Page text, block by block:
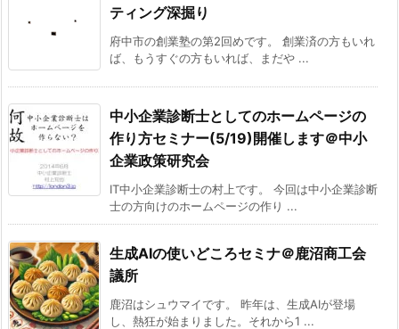
ティング深掘り
府中市の創業塾の第2回めです。 創業済の方もいれ
ば、もうすぐの方もいれば、まだや ...
中小企業診断士としてのホームページの
作り方セミナー(5/19)開催します＠中小
企業政策研究会
IT中小企業診断士の村上です。 今回は中小企業診断
士の方向けのホームページの作り ...
生成AIの使いどころセミナ＠鹿沼商工会
議所
鹿沼はシュウマイです。 昨年は、生成AIが登場
し、熱狂が始まりました。それから1 ...